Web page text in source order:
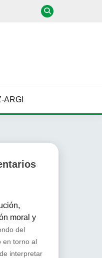
ARGI
moral y
del
en torno al
interpretar